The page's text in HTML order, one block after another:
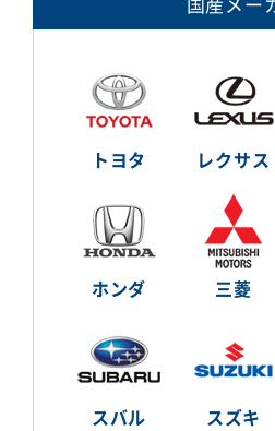
トヨタ レクサス
ホンダ 三菱
スバル スズキ